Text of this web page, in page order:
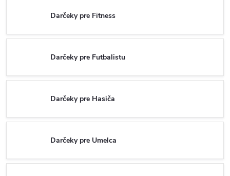
Darčeky pre Fitness
Darčeky pre Futbalistu
Darčeky pre Hasiča
Darčeky pre Umelca